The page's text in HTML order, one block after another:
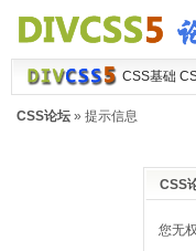
CSS基础
CSS论坛» 提示信息
CSS
您无